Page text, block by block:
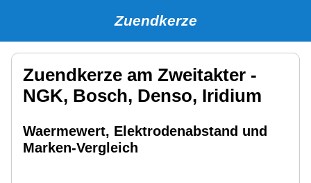
Zuendkerze
Zuendkerze am Zweitakter -
NGK, Bosch, Denso, Iridium
Waermewert, Elektrodenabstand und
Marken-Vergleich